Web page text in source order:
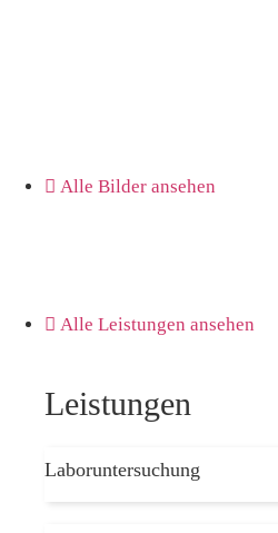
Alle Bilder ansehen
Laboruntersuchung
Leistungen
Alle Leistungen ansehen